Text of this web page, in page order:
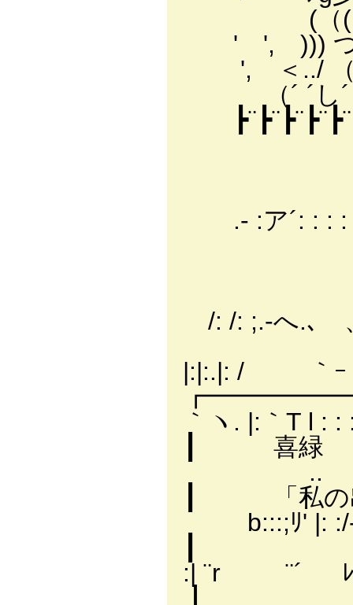
(（(イﾟ
' ', )))
', ＜../ （
（´ ´し´
.‐ :ア´: : : :
/: /: ;.-へ.､
|:|:.|: / ｀ｰ
｀ヽ. |:｀T l : :
┃
.. :.|,..
┃ 「
b:::;ﾘ' |: :/‐
:| ¨r ¨´ ﾚ